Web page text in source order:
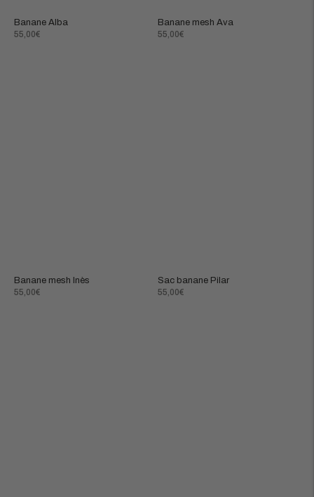
Banane Alba
Prix
55,00€
Banane mesh Ava
Prix
55,00€
Banane mesh Inès
Prix
55,00€
Sac banane Pilar
Prix
55,00€